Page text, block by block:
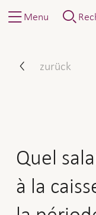
Menu
zurück
Quel
à la